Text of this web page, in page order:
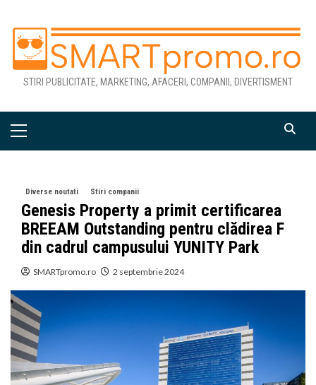
content
STIRI PUBLICITATE, MARKETING, AFACERI, COMPANII, DIVERTISMENT
Primary
Diverse noutati Stiri companii
Genesis Property a primit certificarea
BREEAM Outstanding pentru clădirea F
din cadrul campusului YUNITY Park
SMARTpromo.ro 2 septembrie 2024